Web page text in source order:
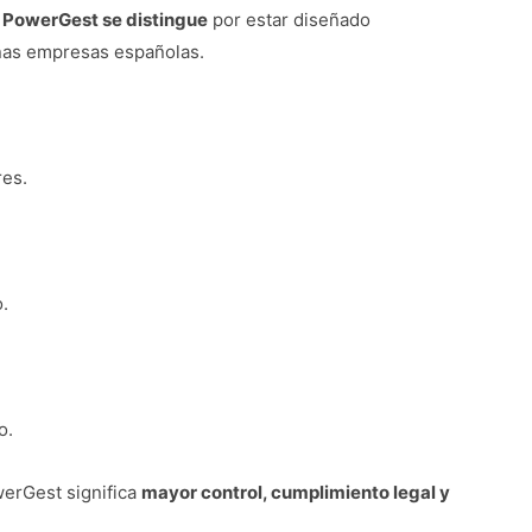
PowerGest se distingue por estar diseñado
empresas españolas.
significa mayor control, cumplimiento legal y